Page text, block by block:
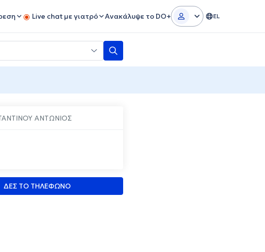
Live chat με γιατρό Ανακάλυψε το DO+ EL
ΑΝΤΩΝΙΟΣ
ΔΕΣ ΤΟ ΤΗΛΕΦΩΝΟ